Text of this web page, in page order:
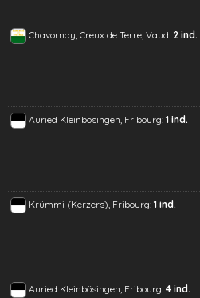
Chavornay, Creux de Terre, Vaud: 2 ind.
Auried Kleinbösingen, Fribourg: 1 ind.
Krümmi (Kerzers), Fribourg: 1 ind.
Auried Kleinbösingen, Fribourg: 4 ind.